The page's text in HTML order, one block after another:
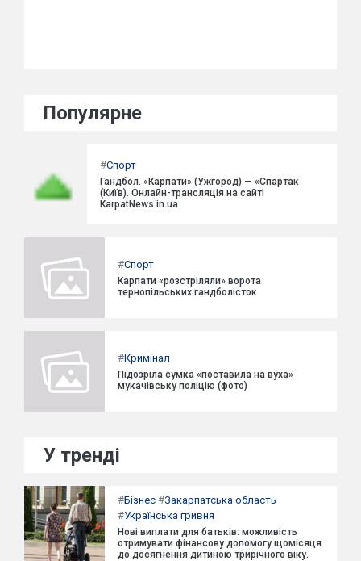
Популярне
#Спорт
Гандбол. «Карпати» (Ужгород) — «Спартак
(Київ). Онлайн-трансляція на сайті
KarpatNews.in.ua
#Спорт
Карпати «розстріляли» ворота
тернопільських гандболісток
#Кримінал
Підозріла сумка «поставила на вуха»
мукачівську поліцію (фото)
У тренді
#Бізнес #Закарпатська область
#Українська гривня
Нові виплати для батьків: можливість
отримувати фінансову допомогу щомісяця
до досягнення дитиною трирічного віку.